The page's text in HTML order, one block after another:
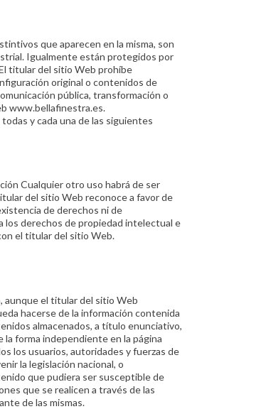
que aparecen en la misma, son
Igualmente están protegidos por
titular del sitio Web prohíbe
original o contenidos de
pública, transformación o
www.bellafinestra.es.
y cada una de las siguientes
Cualquier otro uso habrá de ser
del sitio Web reconoce a favor de
de derechos ni de
los derechos de propiedad intelectual e
el titular del sitio Web.
aunque el titular del sitio Web
hacerse de la información contenida
almacenados, a título enunciativo,
forma independiente en la página
los usuarios, autoridades y fuerzas de
la legislación nacional, o
que pudiera ser susceptible de
que se realicen a través de las
de las mismas.